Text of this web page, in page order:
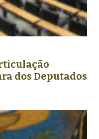
dos Deputados